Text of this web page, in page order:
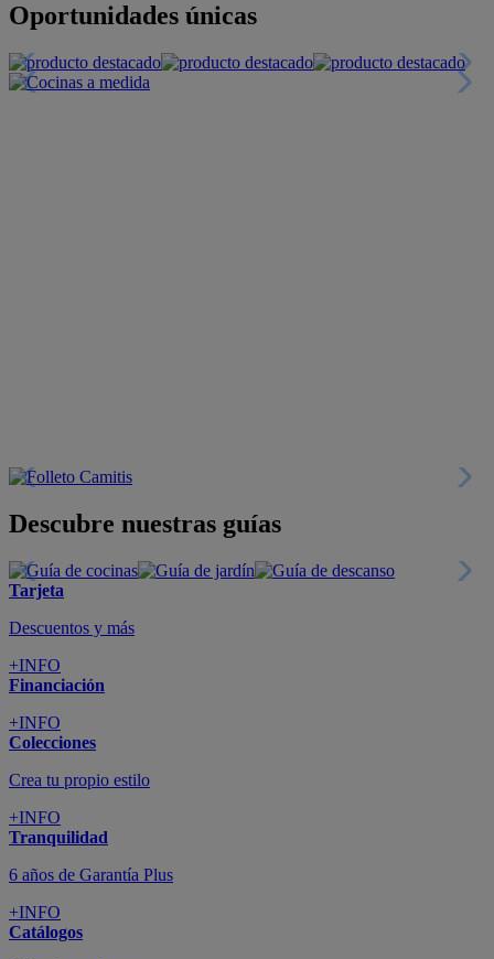
Oportunidades únicas
Descubre nuestras guías
Tarjeta
Descuentos y más
+INFO
Financiación
+INFO
Colecciones
Crea tu propio estilo
+INFO
Tranquilidad
6 años de Garantía Plus
+INFO
Catálogos